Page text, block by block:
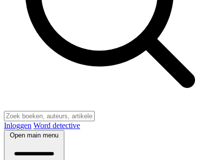
Inloggen Word detective
Open main menu